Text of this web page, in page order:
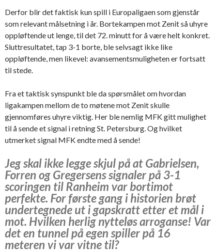
Derfor blir det faktisk kun spill i Europaligaen som gjenstår
som relevant målsetning i år. Bortekampen mot Zenit så uhyre
oppløftende ut lenge, til det 72. minutt for å være helt konkret.
Sluttresultatet, tap 3-1 borte, ble selvsagt ikke like
oppløftende, men likevel: avansementsmuligheten er fortsatt
til stede.
Fra et taktisk synspunkt ble da spørsmålet om hvordan
ligakampen mellom de to møtene mot Zenit skulle
gjennomføres uhyre viktig. Her ble nemlig MFK gitt mulighet
til å sende et signal i retning St. Petersburg. Og hvilket
utmerket signal MFK endte med å sende!
Jeg skal ikke legge skjul på at Gabrielsen,
Forren og Gregersens signaler på 3-1
scoringen til Ranheim var bortimot
perfekte. For første gang i historien brøt
undertegnede ut i gapskratt etter et mål i
mot. Hvilken herlig nytteløs arroganse! Var
det en tunnel på egen spiller på 16
meteren vi var vitne til?